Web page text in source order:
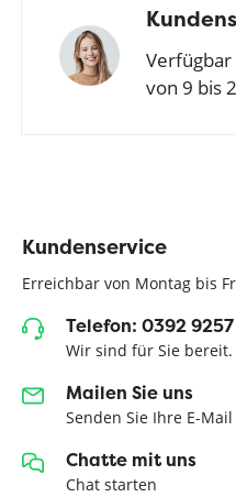
Verfügbar
von 9 bis
Kundenservice
Erreichbar von Montag bis
Telefon: 0392
Wir sind für Sie bereit.
Mailen Sie uns
Senden Sie Ihre E-
Chatte mit uns
Chat starten